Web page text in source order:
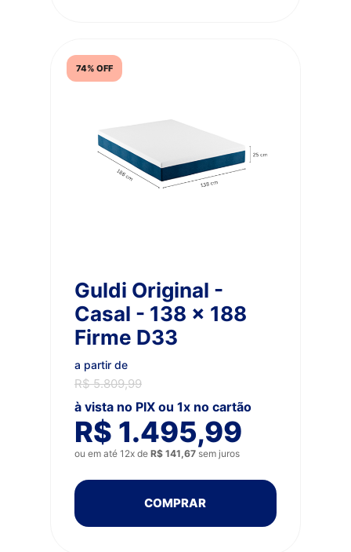
74% OFF
Guldi Original -
Casal - 138 x 188
Firme D33
a partir de
R$ 5.809,99
à vista no PIX ou 1x no cartão
R$ 1.495,99
ou em até 12x de R$ 141,67sem juros
COMPRAR